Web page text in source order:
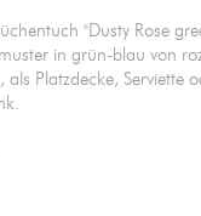
"Dusty Rose
in grün-blau von
als Platzdecke, Serviette